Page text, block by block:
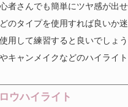
者さんでも簡単にツヤ感が出
のタイプを使用すれば良いか
用して練習すると良いでしょ
キャンメイクなどのハイライ
ウハイライト